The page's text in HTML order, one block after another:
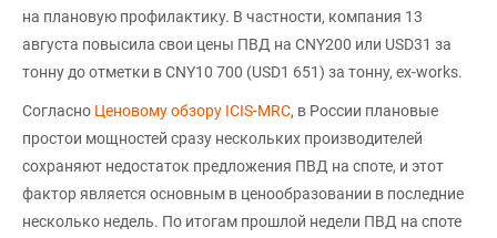
на плановую профилактику. В частности, компания 13
августа повысила свои цены ПВД на CNY200 или USD31 за
тонну до отметки в CNY10 700 (USD1 651) за тонну, ex-works.
Согласно Ценовому обзору ICIS-MRC, в России плановые
простои мощностей сразу нескольких производителей
сохраняют недостаток предложения ПВД на споте, и этот
фактор является основным в ценообразовании в последние
несколько недель. По итогам прошлой недели ПВД на споте